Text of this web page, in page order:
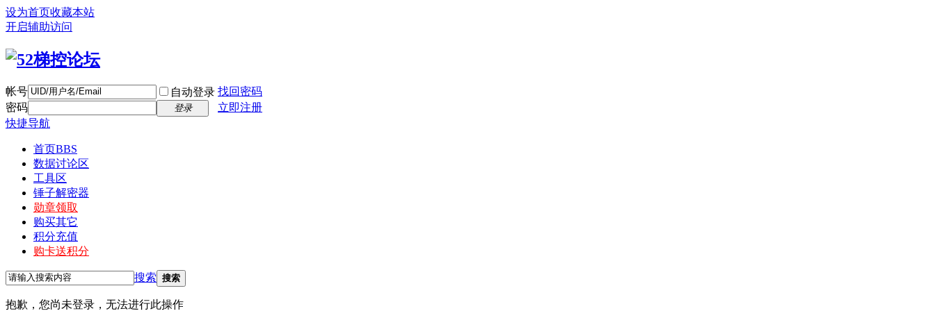
设为首页收藏本站
开启辅助访问
帐号 自动登录 找回密码
密码
登录
立即注册
快捷导航
首页BBS
数据讨论区
工具区
锤子解密器
勋章领取
购买其它
积分充值
购卡送积分
搜索 搜索
抱歉，您尚未登录，无法进行此操作